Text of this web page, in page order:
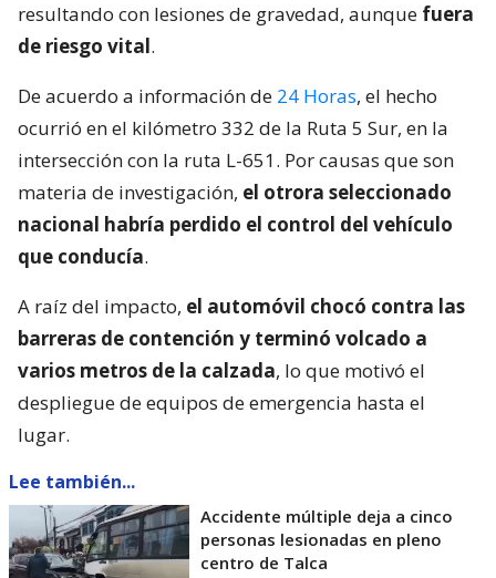
resultando con lesiones de gravedad, aunque fuera
de riesgo vital.
De acuerdo a información de 24 Horas, el hecho
ocurrió en el kilómetro 332 de la Ruta 5 Sur, en la
intersección con la ruta L-651. Por causas que son
materia de investigación, el otrora seleccionado
nacional habría perdido el control del vehículo
que conducía.
A raíz del impacto, el automóvil chocó contra las
barreras de contención y terminó volcado a
varios metros de la calzada, lo que motivó el
despliegue de equipos de emergencia hasta el
lugar.
Lee también...
Accidente múltiple deja a cinco
personas lesionadas en pleno
centro de Talca